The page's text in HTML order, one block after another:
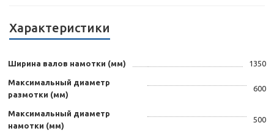
Характеристики
Ширина валов намотки (мм) 1350
Максимальный диаметр
размотки (мм)
600
Максимальный диаметр
намотки (мм)
500